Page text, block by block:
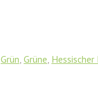
Grün Grüne